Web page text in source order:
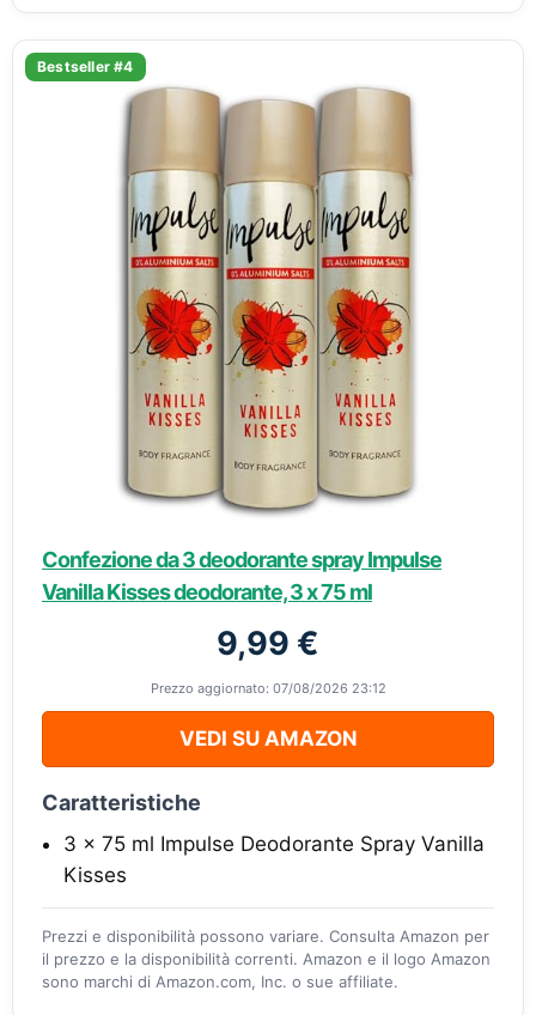
Bestseller #4
Confezione da 3 deodorante spray Impulse
Vanilla Kisses deodorante, 3 x 75 ml
9,99 €
Prezzo aggiornato: 07/08/2026 23:12
VEDI SU AMAZON
Caratteristiche
3 x 75 ml Impulse Deodorante Spray Vanilla
Kisses
Prezzi e disponibilità possono variare. Consulta Amazon per
il prezzo e la disponibilità correnti. Amazon e il logo Amazon
sono marchi di Amazon.com, Inc. o sue affiliate.